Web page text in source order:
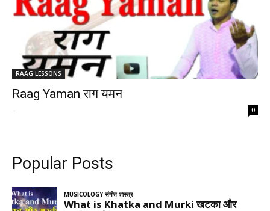
RAAG LESSONS
Raag Yaman राग यमन
- 0
Popular Posts